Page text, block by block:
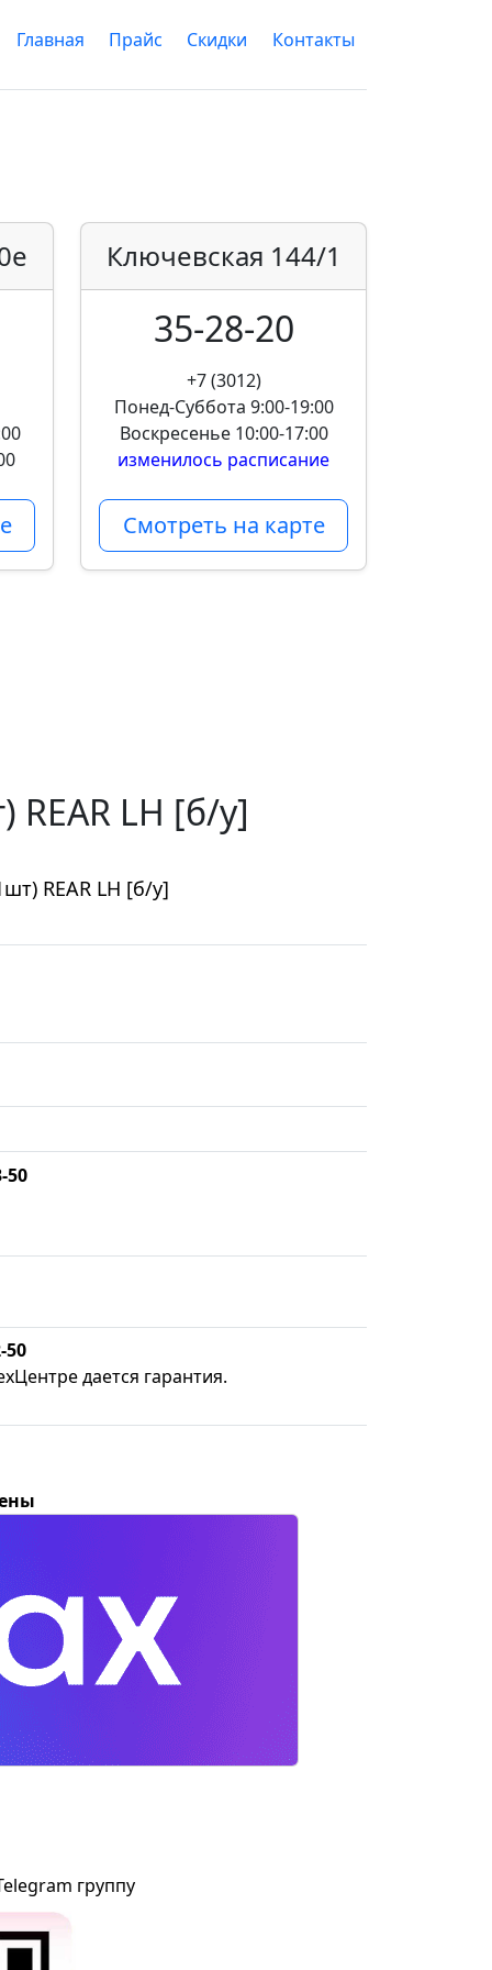
Главная Прайс Скидки Контакты
Ключевская 144/1
35-28-20
+7 (3012)
Понед-Суббота 9:00-19:00
Воскресенье 10:00-17:00
изменилось расписание
Смотреть на карте
REAR LH [б/у]
REAR LH [б/у]
50
50
дается гарантия.
группу